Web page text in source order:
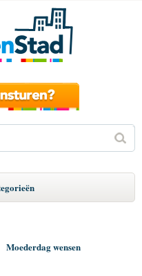
Moederdag wensen